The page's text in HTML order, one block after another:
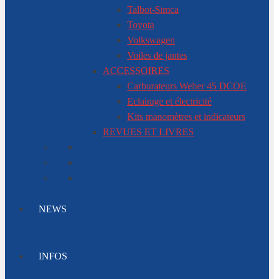
Talbot-Simca
Toyota
Volkswagen
Voiles de jantes
ACCESSOIRES
Carburateurs Weber 45 DCOE
Eclairage et électricité
Kits manomètres et indicateurs
REVUES ET LIVRES
NEWS
INFOS